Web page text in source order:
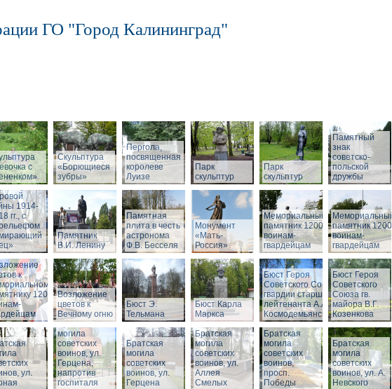
ГО "Город Калининград"
с
Скульптура
«Борющиеся
зубры»
Пергола,
посвященная
королеве
Луизе
Парк
скульптур
Парк
скульптур
Памятный
знак
советско-
польской
дружбы
в
Первой
1914-
гг., с
Памятник
В.И. Ленину
Памятная
плита в честь
астронома
Ф.В. Бесселя
Монумент
«Мать-
Россия»
Мемориальный
памятник 1200
воинам-
гвардейцам
Мемориальный
памятник 1200
воинам-
гвардейцам
к
1200
Возложение
цветов к
Вечному огню
Бюст Э.
Тельмана
Бюст Карла
Маркса
Бюст Героя
Советского Союза
гвардии старшего
лейтенанта А.А.
Космодемьянского
Бюст Героя
Советского
Союза гв.
майора В.Г.
Козенкова
ул.
Братская
могила
советских
воинов, ул.
Герцена,
напротив
госпиталя
Братская
могила
советских
воинов, ул.
Герцена
Братская
могила
советских
воинов, ул.
Аллея
Смелых
Братская
могила
советских
воинов,
просп.
Победы
Братская
могила
советских
воинов, ул. А.
Невского